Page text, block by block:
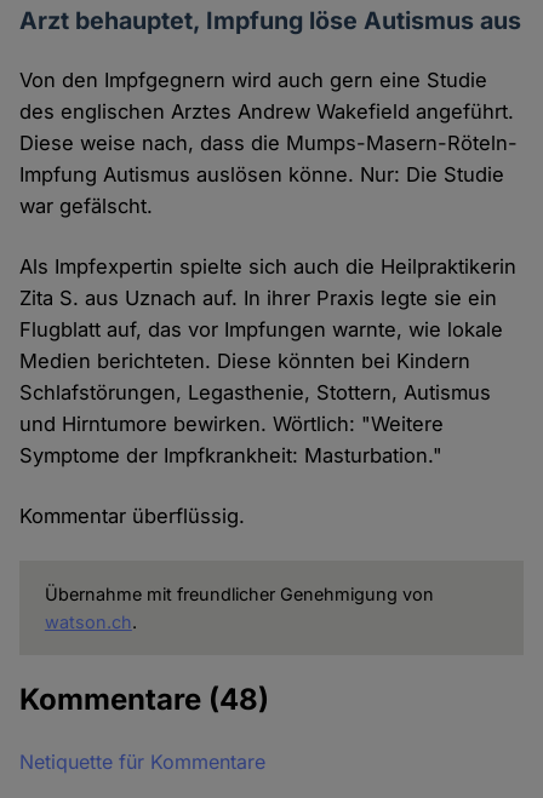
Arzt behauptet, Impfung löse Autismus aus
Von den Impfgegnern wird auch gern eine Studie
des englischen Arztes Andrew Wakefield angeführt.
Diese weise nach, dass die Mumps-Masern-Röteln-
Impfung Autismus auslösen könne. Nur: Die Studie
war gefälscht.
Als Impfexpertin spielte sich auch die Heilpraktikerin
Zita S. aus Uznach auf. In ihrer Praxis legte sie ein
Flugblatt auf, das vor Impfungen warnte, wie lokale
Medien berichteten. Diese könnten bei Kindern
Schlafstörungen, Legasthenie, Stottern, Autismus
und Hirntumore bewirken. Wörtlich: "Weitere
Symptome der Impfkrankheit: Masturbation."
Kommentar überflüssig.
Übernahme mit freundlicher Genehmigung von
watson.ch.
Kommentare (48)
Netiquette für Kommentare